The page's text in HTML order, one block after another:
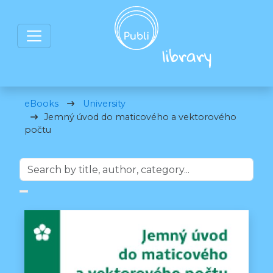
eBooks
University
Jemný úvod do maticového a vektorového
počtu